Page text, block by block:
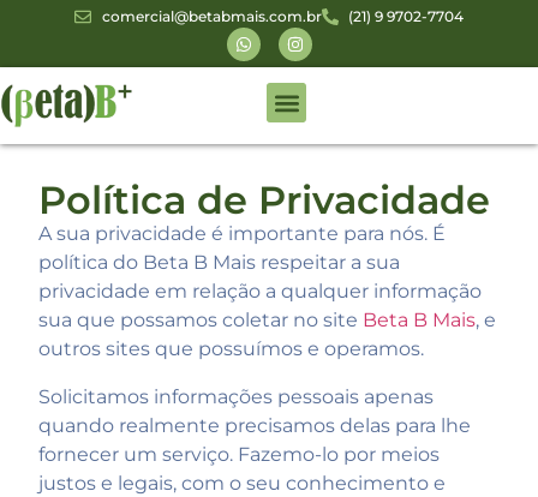
comercial@betabmais.com.br (21) 9 9702-7704
Política de Privacidade
A sua privacidade é importante para nós. É
política do Beta B Mais respeitar a sua
privacidade em relação a qualquer informação
sua que possamos coletar no site Beta B Mais, e
outros sites que possuímos e operamos.
Solicitamos informações pessoais apenas
quando realmente precisamos delas para lhe
fornecer um serviço. Fazemo-lo por meios
justos e legais, com o seu conhecimento e